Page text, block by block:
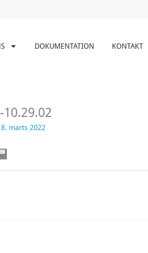
DOKUMENTATION KONTAKT
marts 2022